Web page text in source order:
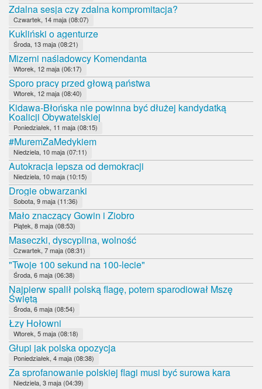
Zdalna sesja czy zdalna kompromitacja?
Czwartek, 14 maja (08:07)
Kukliński o agenturze
Środa, 13 maja (08:21)
Mizerni naśladowcy Komendanta
Wtorek, 12 maja (06:17)
Sporo pracy przed głową państwa
Wtorek, 12 maja (08:40)
Kidawa-Błońska nie powinna być dłużej kandydatką
Koalicji Obywatelskiej
Poniedziałek, 11 maja (08:15)
#MuremZaMedykiem
Niedziela, 10 maja (07:11)
Autokracja lepsza od demokracji
Niedziela, 10 maja (10:15)
Drogie obwarzanki
Sobota, 9 maja (11:36)
Mało znaczący Gowin i Ziobro
Piątek, 8 maja (08:53)
Maseczki, dyscyplina, wolność
Czwartek, 7 maja (08:31)
"Twoje 100 sekund na 100-lecie"
Środa, 6 maja (06:38)
Najpierw spalił polską flagę, potem sparodiował Mszę
Świętą
Środa, 6 maja (08:54)
Łzy Hołowni
Wtorek, 5 maja (08:18)
Głupi jak polska opozycja
Poniedziałek, 4 maja (08:38)
Za sprofanowanie polskiej flagi musi być surowa kara
Niedziela, 3 maja (04:39)